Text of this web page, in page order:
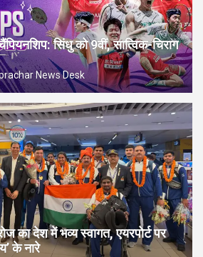
सिंधु को 9वीं, सात्विक-चिराग
News Desk
का देश में भव्य स्वागत, एयरपोर्ट पर
के नारे